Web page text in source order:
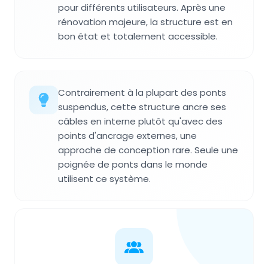
pour différents utilisateurs. Après une
rénovation majeure, la structure est en
bon état et totalement accessible.
Contrairement à la plupart des ponts
suspendus, cette structure ancre ses
câbles en interne plutôt qu'avec des
points d'ancrage externes, une
approche de conception rare. Seule une
poignée de ponts dans le monde
utilisent ce système.